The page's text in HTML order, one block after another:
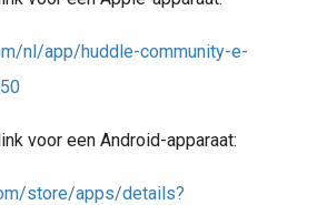
nl/app/huddle-community-e-
voor een Android-apparaat:
store/apps/details?